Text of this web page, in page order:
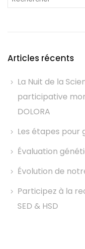
Articles récents
La Nuit de la
participative
DOLORA
Les étapes pour
Évaluation
Évolution de
Participez à la
SED & HSD